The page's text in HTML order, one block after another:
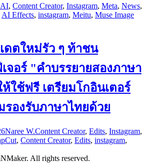
AI, Content Creator, Instagram, Meta, News,
AI Effects, instagram, Meitu, Muse Image
ดตใหม่รัว ๆ ท้าชน
จอร์ "คำบรรยายสองภาษา
ใช้ฟรี เตรียมโกอินเตอร์
องรับภาษาไทยด้วย
Naree W.Content Creator, Edits, Instagram,
, Content Creator, Edits, instagram,
All rights reserved.